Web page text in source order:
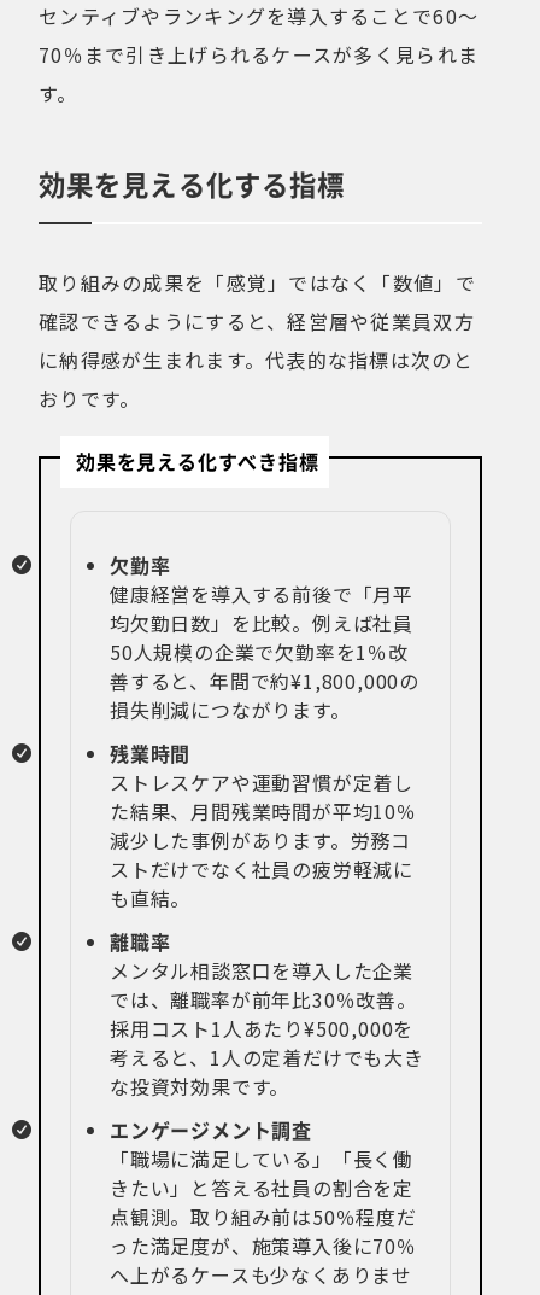
センティブやランキングを導入することで60〜
70％まで引き上げられるケースが多く見られま
す。
効果を見える化する指標
取り組みの成果を「感覚」ではなく「数値」で
確認できるようにすると、経営層や従業員双方
に納得感が生まれます。代表的な指標は次のと
おりです。
効果を見える化すべき指標
欠勤率
健康経営を導入する前後で「月平
均欠勤日数」を比較。例えば社員
50人規模の企業で欠勤率を1％改
善すると、年間で約¥1,800,000の
損失削減につながります。
残業時間
ストレスケアや運動習慣が定着し
た結果、月間残業時間が平均10％
減少した事例があります。労務コ
ストだけでなく社員の疲労軽減に
も直結。
離職率
メンタル相談窓口を導入した企業
では、離職率が前年比30％改善。
採用コスト1人あたり¥500,000を
考えると、1人の定着だけでも大き
な投資対効果です。
エンゲージメント調査
「職場に満足している」「長く働
きたい」と答える社員の割合を定
点観測。取り組み前は50％程度だ
った満足度が、施策導入後に70％
へ上がるケースも少なくありませ